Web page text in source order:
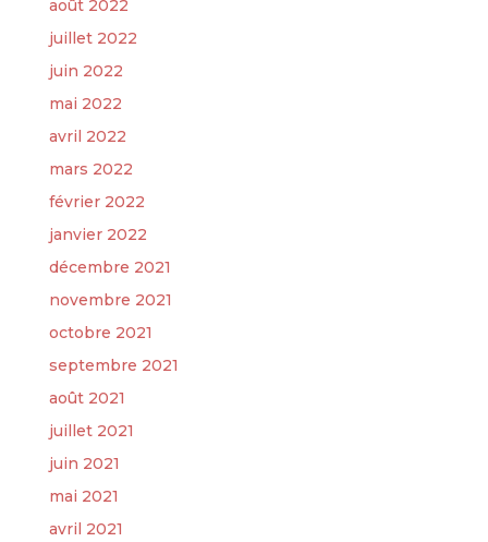
août 2022
juillet 2022
juin 2022
mai 2022
avril 2022
mars 2022
février 2022
janvier 2022
décembre 2021
novembre 2021
octobre 2021
septembre 2021
août 2021
juillet 2021
juin 2021
mai 2021
avril 2021